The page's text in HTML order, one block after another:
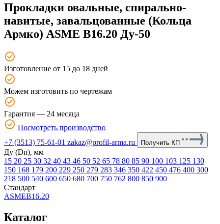
Прокладки овальные, спирально-
навитые, завальцованные (Кольца
Армко) ASME B16.20 Ду-50
Изготовление от 15 до 18 дней
Можем изготовить по чертежам
Гарантия — 24 месяца
Посмотреть производство
+7 (3513) 75-61-01 zakaz@profil-arma.ru Получить КП
Ду (Dn), мм
15 20 25 30 32 40 43 46 50 52 65 78 80 85 90 100 103 125 130
150 168 179 200 229 250 279 283 346 350 422 450 476 400 300
218 500 540 600 650 680 700 750 762 800 850 900
Стандарт
ASMEB16.20
Каталог